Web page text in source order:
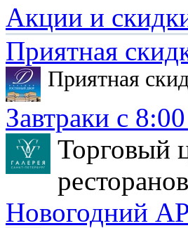
Акции и
Приятная
Приятная
Завтраки с
Торговый
Новогодний